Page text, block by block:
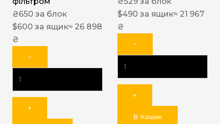
₴650 за блок
$600 за ящик≈ 26 898
₴
−
+
$490 за ящик≈ 21 967
₴
−
+
В Кошик